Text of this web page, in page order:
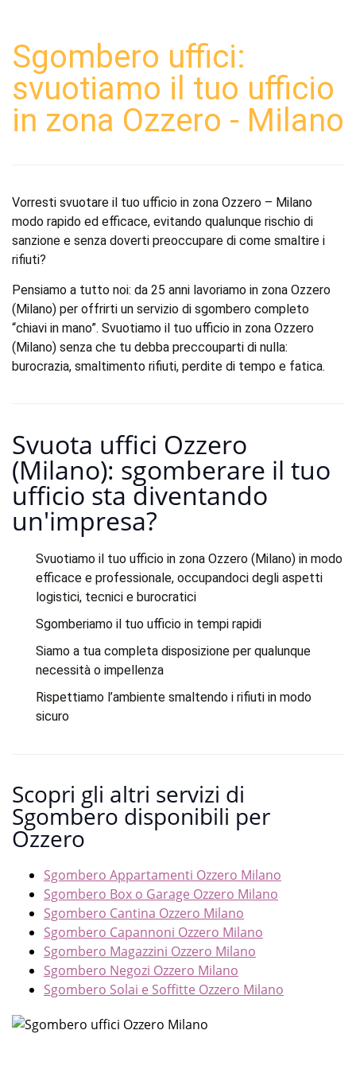
Sgombero uffici:
svuotiamo il tuo ufficio
in zona Ozzero - Milano
Vorresti svuotare il tuo ufficio in zona Ozzero – Milano
modo rapido ed efficace, evitando qualunque rischio di
sanzione e senza doverti preoccupare di come smaltire i
rifiuti?
Pensiamo a tutto noi: da 25 anni lavoriamo in zona Ozzero
(Milano) per offrirti un servizio di sgombero completo
“chiavi in mano”. Svuotiamo il tuo ufficio in zona Ozzero
(Milano) senza che tu debba preccouparti di nulla:
burocrazia, smaltimento rifiuti, perdite di tempo e fatica.
Svuota uffici Ozzero
(Milano): sgomberare il tuo
ufficio sta diventando
un'impresa?​
Svuotiamo il tuo ufficio in zona Ozzero (Milano) in modo
efficace e professionale, occupandoci degli aspetti
logistici, tecnici e burocratici
Sgomberiamo il tuo ufficio in tempi rapidi
Siamo a tua completa disposizione per qualunque
necessità o impellenza
Rispettiamo l’ambiente smaltendo i rifiuti in modo
sicuro
Scopri gli altri servizi di
Sgombero disponibili per
Ozzero
Sgombero Appartamenti Ozzero Milano
Sgombero Box o Garage Ozzero Milano
Sgombero Cantina Ozzero Milano
Sgombero Capannoni Ozzero Milano
Sgombero Magazzini Ozzero Milano
Sgombero Negozi Ozzero Milano
Sgombero Solai e Soffitte Ozzero Milano